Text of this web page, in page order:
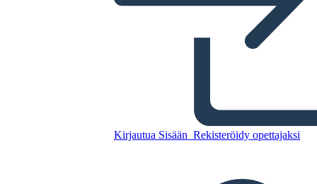
Kirjautua Sisään Rekisteröidy opettajaksi